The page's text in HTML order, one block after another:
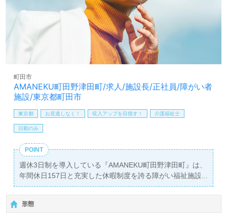
AMANEKU町田野津田町/求人/施設長/正社員/障がい者
施設/東京都町田市
町田市
東京都 お見逃しなく！ 収入アップを目指す！ 介護福祉士
日勤のみ
POINT
週休3日制を導入している『AMANEKU町田野津田町』は、
年間休日157日と充実した休暇制度を誇る障がい福祉施設
です。業界トップクラスの夜間人員配置（1:1）により、入
居者一人ひとりに対してきめ細やかな医療的ケアを提供で
きる体制が整っています。この施設では、男性と女性がそ
形態